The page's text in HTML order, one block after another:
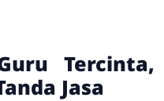
Tercinta,
Jasa